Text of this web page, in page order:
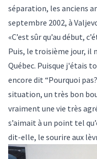
séparation, les anciens
septembre 2002, à
«C’est sûr qu’au début,
Puis, le troisième jour, il
Québec. Puisque j'étais
encore dit “Pourquoi
situation, un très bon
vraiment une vie très
s’aimait à un point tel
dit-elle, le sourire aux